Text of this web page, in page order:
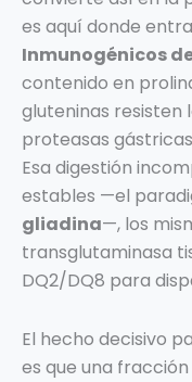
es aquí donde
Inmunogénicos
contenido en
gluteninas resisten
proteasas
Esa digestión
estables —el
gliadina—, los
transglutaminasa
DQ2/DQ8 para
El hecho decisivo
es que una